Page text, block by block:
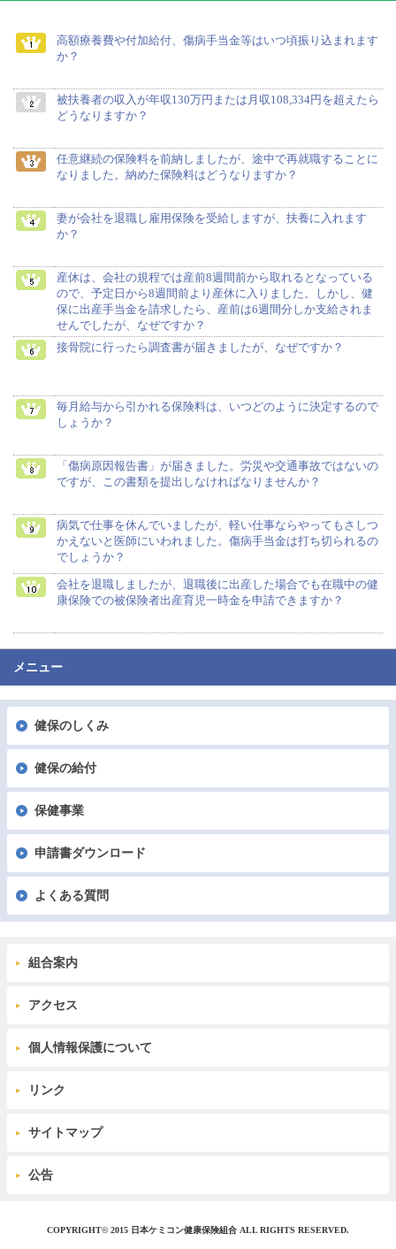
高額療養費や付加給付、傷病手当金等はいつ頃振り込まれます
か？
被扶養者の収入が年収130万円または月収108,334円を超えたら
どうなりますか？
任意継続の保険料を前納しましたが、途中で再就職することに
なりました。納めた保険料はどうなりますか？
妻が会社を退職し雇用保険を受給しますが、扶養に入れます
か？
産休は、会社の規程では産前8週間前から取れるとなっている
ので、予定日から8週間前より産休に入りました。しかし、健
保に出産手当金を請求したら、産前は6週間分しか支給されま
せんでしたが、なぜですか？
接骨院に行ったら調査書が届きましたが、なぜですか？
毎月給与から引かれる保険料は、いつどのように決定するので
しょうか？
「傷病原因報告書」が届きました。労災や交通事故ではないの
ですが、この書類を提出しなければなりませんか？
病気で仕事を休んでいましたが、軽い仕事ならやってもさしつ
かえないと医師にいわれました。傷病手当金は打ち切られるの
でしょうか？
会社を退職しましたが、退職後に出産した場合でも在職中の健
康保険での被保険者出産育児一時金を申請できますか？
メニュー
健保のしくみ
健保の給付
保健事業
申請書ダウンロード
よくある質問
組合案内
アクセス
個人情報保護について
リンク
サイトマップ
公告
COPYRIGHT© 2015 日本ケミコン健康保険組合 ALL RIGHTS RESERVED.